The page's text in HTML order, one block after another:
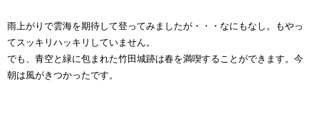
雨上がりで雲海を期待して登ってみましたが・・・なにもなし。もやっ
てスッキリハッキリしていません。
でも、青空と緑に包まれた竹田城跡は春を満喫することができます。今
朝は風がきつかったです。